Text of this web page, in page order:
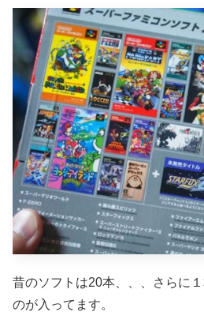
昔のソフトは20本、、、さらに
のが入ってます。